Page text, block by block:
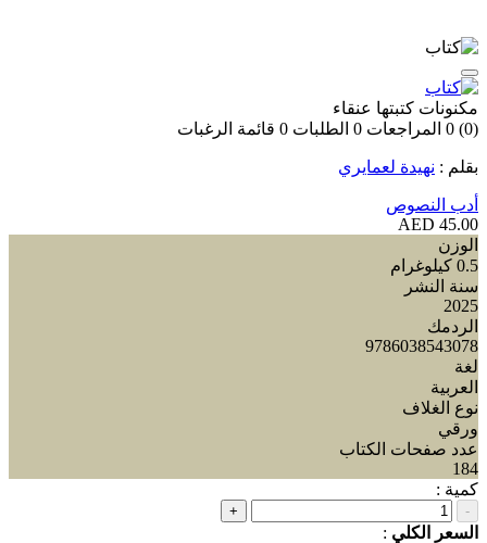
مكنونات كتبتها عنقاء
(0)
0 المراجعات 0 الطلبات 0 قائمة الرغبات
بقلم : نهيدة لعمايري
أدب النصوص
45.00 AED
الوزن
0.5 كيلوغرام
سنة النشر
2025
الردمك
9786038543078
لغة
العربية
نوع الغلاف
ورقي
عدد صفحات الكتاب
184
كمية :
-
+
السعر الكلي :